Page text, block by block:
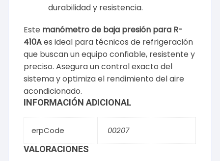
durabilidad y resistencia.
Este manómetro de baja presión para R-
410Aes ideal para técnicos de refrigeración
que buscan un equipo confiable, resistente y
preciso. Asegura un control exacto del
sistema y optimiza el rendimiento del aire
acondicionado.
INFORMACIÓN ADICIONAL
erpCode
00207
VALORACIONES